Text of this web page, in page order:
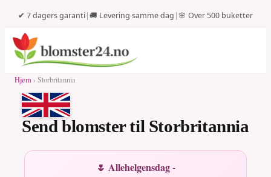
✔ 7 dagers garanti|🚚 Levering samme dag |🌸 Over 500 buketter
Hjem › Storbritannia
Send blomster til Storbritannia
🌷 Allehelgensdag -